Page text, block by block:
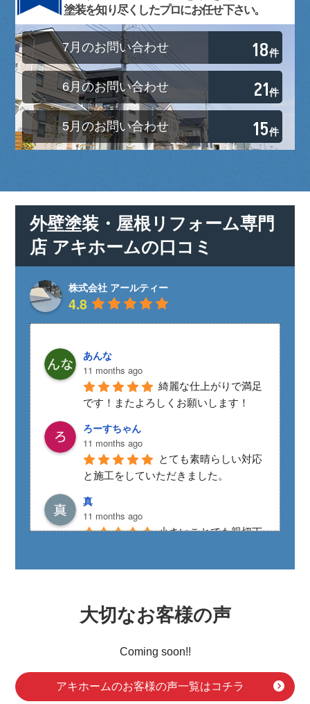
塗装を知り尽くしたプロにお任せ下さい。
7月のお問い合わせ 18件
6月のお問い合わせ 21件
5月のお問い合わせ 15件
外壁塗装・屋根リフォーム専門
店 アキホームの口コミ
株式会社 アールティー
4.8
あんな
11 months ago
綺麗な仕上がりで満足
です！またよろしくお願いします！
ろーすちゃん
11 months ago
とても素晴らしい対応
と施工をしていただきました。
真
11 months ago
小さいことでも親切丁
11 months ago
HPよりご連絡して、
も丁寧で早い対応でとても助かりまし
た！またお願いすると思います！
株式会社アールティー松崎明保
大切なお客様の声
Coming soon!!
アキホームのお客様の声一覧はコチラ